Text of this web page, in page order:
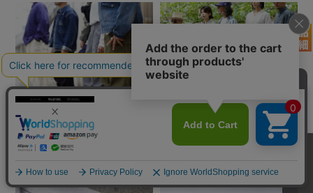
WAIPER.inc 米軍 M-65 カーゴパンツ
WAIPER.inc フランス軍 M-52 チノパ